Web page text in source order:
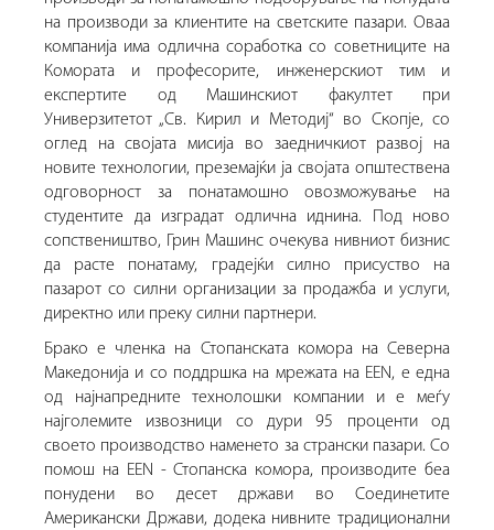
на производи за клиентите на светските пазари. Оваа
компанија има одлична соработка со советниците на
Комората и професорите, инженерскиот тим и
експертите од Машинскиот факултет при
Универзитетот „Св. Кирил и Методиј“ во Скопјe, со
оглед на својата мисија во заедничкиот развој на
новите технологии, преземајќи ја својата општествена
одговорност за понатамошно овозможување на
студентите да изградат одлична иднина. Под ново
сопствеништво, Грин Машинс очекува нивниот бизнис
да расте понатаму, градејќи силно присуство на
пазарот со силни организации за продажба и услуги,
директно или преку силни партнери.
Брако е членка на Стопанската комора на Северна
Македонија и со поддршка на мрежата на EEN, е една
од најнапредните технолошки компании и е меѓу
најголемите извозници со дури 95 проценти од
своето производство наменето за странски пазари. Со
помош на EEN - Стопанска комора, производите беа
понудени во десет држави во Соединетите
Американски Држави, додека нивните традиционални